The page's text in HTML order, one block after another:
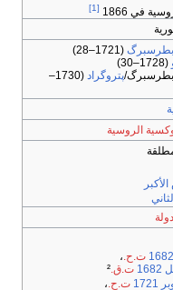
في 1866 [1]
(1721–28)
(1728–30)
پتروگراد
(1730–
الروسية
1682 ت.ح.،
1682 ت.ق.²
1721 ت.ح.،